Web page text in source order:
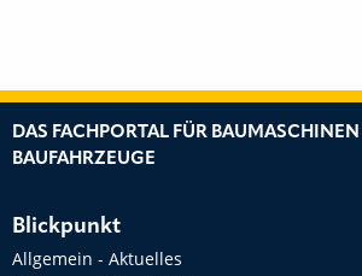
DAS FACHPORTAL FÜR BAUMASCHINEN
BAUFAHRZEUGE
Blickpunkt
Allgemein - Aktuelles